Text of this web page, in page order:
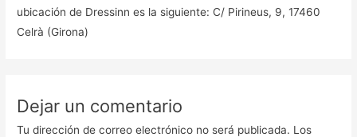
ubicación de Dressinn es la siguiente: C/ Pirineus, 9, 17460
Celrà (Girona)
Dejar un comentario
Tu dirección de correo electrónico no será publicada. Los